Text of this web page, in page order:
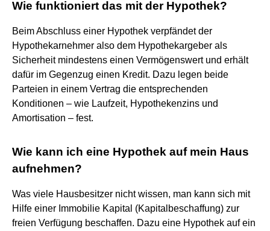
Wie funktioniert das mit der Hypothek?
Beim Abschluss einer Hypothek verpfändet der
Hypothekarnehmer also dem Hypothekargeber als
Sicherheit mindestens einen Vermögenswert und erhält
dafür im Gegenzug einen Kredit. Dazu legen beide
Parteien in einem Vertrag die entsprechenden
Konditionen – wie Laufzeit, Hypothekenzins und
Amortisation – fest.
Wie kann ich eine Hypothek auf mein Haus
aufnehmen?
Was viele Hausbesitzer nicht wissen, man kann sich mit
Hilfe einer Immobilie Kapital (Kapitalbeschaffung) zur
freien Verfügung beschaffen. Dazu eine Hypothek auf ein